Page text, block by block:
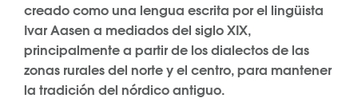
creado como una lengua escrita por el lingüista
Ivar Aasen a mediados del siglo XIX,
principalmente a partir de los dialectos de las
zonas rurales del norte y el centro, para mantener
la tradición del nórdico antiguo.